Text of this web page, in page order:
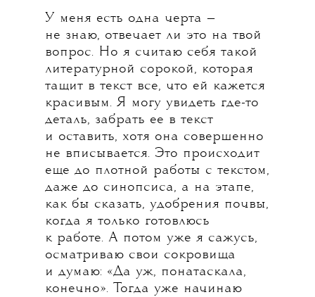
У меня есть одна черта —
не знаю, отвечает ли это на твой
вопрос. Но я считаю себя такой
литературной сорокой, которая
тащит в текст все, что ей кажется
красивым. Я могу увидеть где-то
деталь, забрать ее в текст
и оставить, хотя она совершенно
не вписывается. Это происходит
еще до плотной работы с текстом,
даже до синопсиса, а на этапе,
как бы сказать, удобрения почвы,
когда я только готовлюсь
к работе. А потом уже я сажусь,
осматриваю свои сокровища
и думаю: «Да уж, понатаскала,
конечно». Тогда уже начинаю